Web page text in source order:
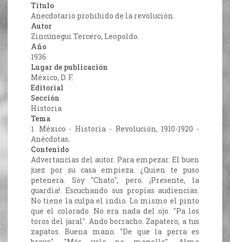
Título
Anecdotario prohibido de la revolución.
Autor
Zincúnegui Tercero, Leopoldo.
Año
1936
Lugar de publicación
México, D. F.
Editorial
Sección
Historia
Tema
1. México - Historia - Revolución, 1910-1920 -
Anécdotas.
Contenido
Advertancias del autor. Para empezar. El buen
juez por su casa empieza. ¿Quien te puso
petenera. Soy "Chato", pero. ¡Presente, la
guardia!. Escuchando sus propias audiencias.
No tiene la culpa el indio. Lo mismo el pinto
que el colorado. No era nada del ojo. "Pa los
toros del jaral". Ando borracho. Zapatero, a tus
zapatos. Buena mano. "De que la perra es